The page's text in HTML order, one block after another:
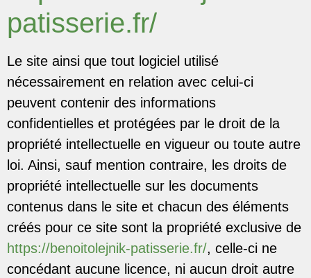
patisserie.fr/
Le site ainsi que tout logiciel utilisé
nécessairement en relation avec celui-ci
peuvent contenir des informations
confidentielles et protégées par le droit de la
propriété intellectuelle en vigueur ou toute autre
loi. Ainsi, sauf mention contraire, les droits de
propriété intellectuelle sur les documents
contenus dans le site et chacun des éléments
créés pour ce site sont la propriété exclusive de
https://benoitolejnik-patisserie.fr/, celle-ci ne
concédant aucune licence, ni aucun droit autre